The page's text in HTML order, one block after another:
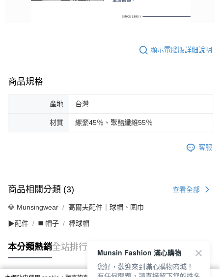
顯示電腦版詳細說明
商品規格
產地 台灣
材質 縲縈45％、聚酯纖維55％
客服
商品相關分類 (3) 查看全部
💎 Munsingwear 高爾夫配件｜球帽、圍巾
▶配件 ◼️ 帽子 棒球帽
本分類熱銷全站排行
Munsin Fashion 滿心購物
您好，歡迎來到滿心購物商城！